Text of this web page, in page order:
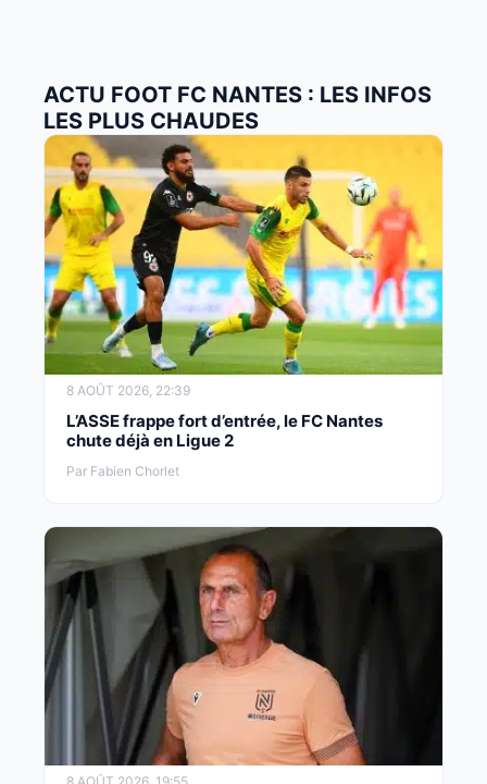
ACTU FOOT FC NANTES : LES INFOS
LES PLUS CHAUDES
8 AOÛT 2026, 22:39
L’ASSE frappe fort d’entrée, le FC Nantes
chute déjà en Ligue 2
Par Fabien Chorlet